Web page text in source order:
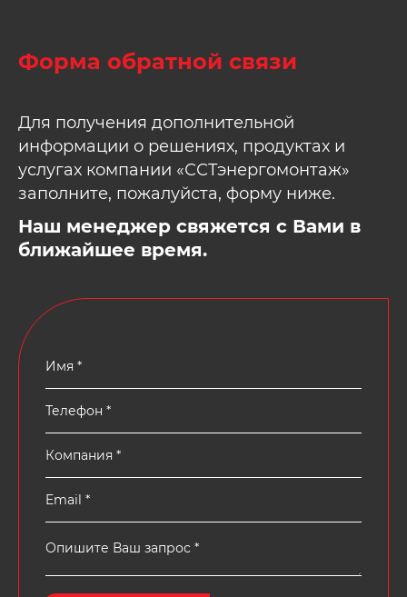
Форма обратной связи
Для получения дополнительной
информации о решениях, продуктах и
услугах компании «ССТэнергомонтаж»
заполните, пожалуйста, форму ниже.
Наш менеджер свяжется с Вами в
ближайшее время.